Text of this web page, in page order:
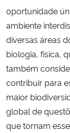
oportunidade
ambiente
diversas áreas
biologia, física,
também
contribuir para
maior
global de
que tornam